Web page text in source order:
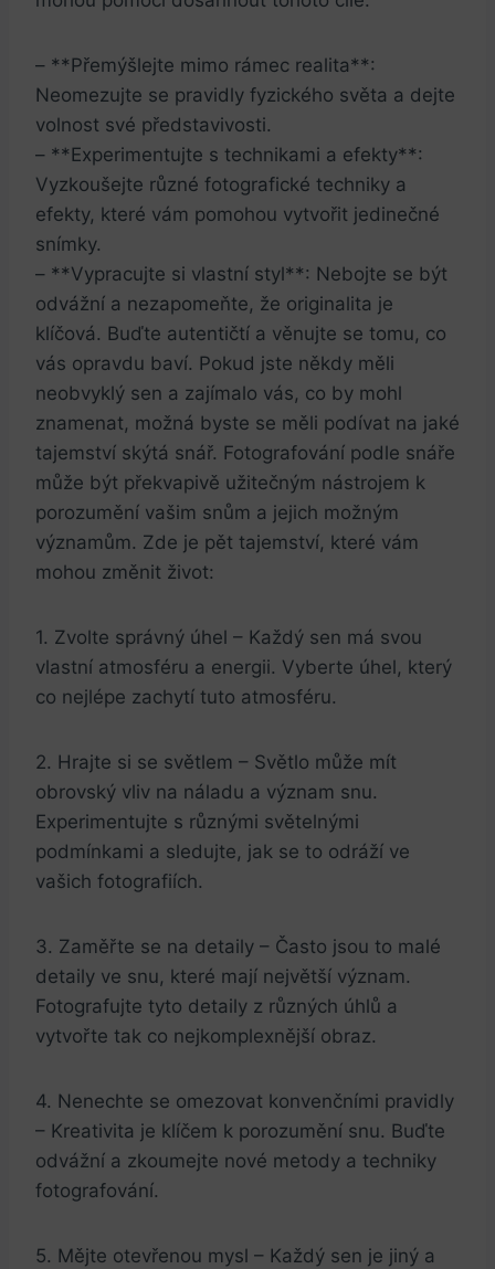
– **Přemýšlejte mimo rámec realita**:
Neomezujte se pravidly fyzického světa a dejte
volnost své představivosti.
– **Experimentujte s technikami a efekty**:
Vyzkoušejte různé fotografické techniky a
efekty, které vám pomohou vytvořit jedinečné
snímky.
– **Vypracujte si vlastní styl**: Nebojte se být
odvážní a nezapomeňte, že originalita je
klíčová. Buďte autentičtí a věnujte se tomu, co
vás opravdu baví. Pokud jste někdy měli
neobvyklý sen a zajímalo vás, co by mohl
znamenat, možná byste se měli podívat na jaké
tajemství skýtá snář. Fotografování podle snáře
může být překvapivě užitečným nástrojem k
porozumění vašim snům a jejich možným
významům. Zde je pět tajemství, které vám
mohou změnit život:
1. Zvolte správný úhel – Každý sen má svou
vlastní atmosféru a energii. Vyberte úhel, který
co nejlépe zachytí tuto atmosféru.
2. Hrajte si se světlem – Světlo může mít
obrovský vliv na náladu a význam snu.
Experimentujte s různými světelnými
podmínkami a sledujte, jak se to odráží ve
vašich fotografiích.
3. Zaměřte se na detaily – Často jsou to malé
detaily ve snu, které mají největší význam.
Fotografujte tyto detaily z různých úhlů a
vytvořte tak co nejkomplexnější obraz.
4. Nenechte se omezovat konvenčními pravidly
– Kreativita je klíčem k porozumění snu. Buďte
odvážní a zkoumejte nové metody a techniky
fotografování.
5. Mějte otevřenou mysl – Každý sen je jiný a